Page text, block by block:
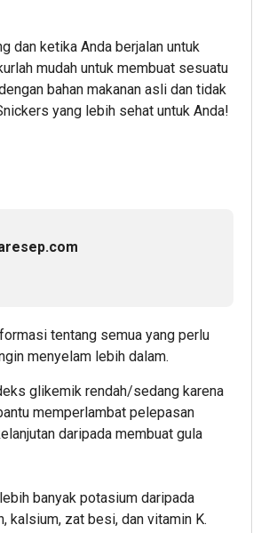
dan ketika Anda berjalan untuk
mudah untuk membuat sesuatu
bahan makanan asli dan tidak
yang lebih sehat untuk Anda!
tentang semua yang perlu
menyelam lebih dalam.
glikemik rendah/sedang karena
memperlambat pelepasan
daripada membuat gula
banyak potasium daripada
kalsium, zat besi, dan vitamin K.